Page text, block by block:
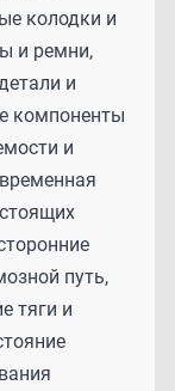
колодки и
и ремни,
и
компоненты
и
путь,
тяги и